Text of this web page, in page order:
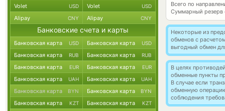
Всего по
Суммарный резерв
Некоторые из
обменов с
выгодный обмен
В целях
обменные пункты
В случае если
обменную
соблюдения
Volet USD Volet USD
Alipay CNY Alipay CNY
Банковские счета и карты
Банковская карта USD Банковская карта USD
Банковская карта RUB Банковская карта RUB
Банковская карта EUR Банковская карта EUR
Банковская карта UAH Банковская карта UAH
Банковская карта BYN Банковская карта BYN
Банковская карта KZT Банковская карта KZT